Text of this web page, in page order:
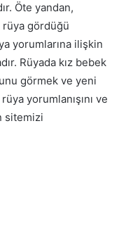
Öte yandan,
rüya gördüğü
yorumlarına ilişkin
Rüyada kız bebek
görmek ve yeni
yorumlanışını ve
sitemizi